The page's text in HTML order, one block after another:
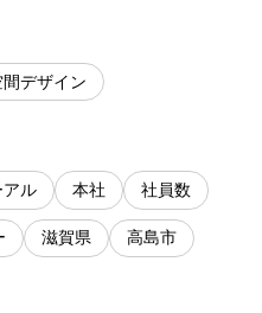
デザイン
アル 本社 社員数
滋賀県 高島市